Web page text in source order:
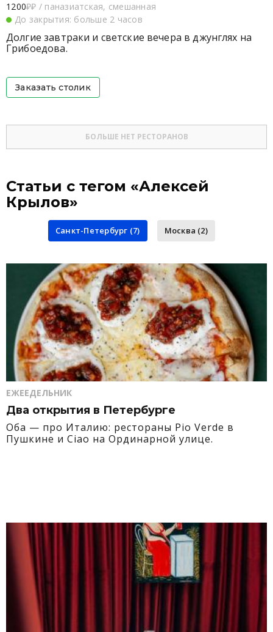
1200₽₽ / паназиатская, смешанная
До закрытия: больше 2 часов
Долгие завтраки и светские вечера в джунглях на
Грибоедова.
Заказать столик
БОЛЬШЕ НЕТ РЕСТОРАНОВ
Статьи с тегом «Алексей
Крылов»
Санкт-Петербург (7) Москва (2)
ЕЖЕЕДЕЛЬНИК
Два открытия в Петербурге
Оба — про Италию: рестораны Pio Verde в
Пушкине и Ciao на Ординарной улице.